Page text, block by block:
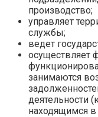
производство;
управляет
службы;
ведет
осуществляет
занимаются
деятельности
находящимся в